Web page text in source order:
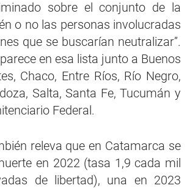
sobre el conjunto de la
o no las personas involucradas
que se buscarían neutralizar”.
en esa lista junto a Buenos
Chaco, Entre Ríos, Río Negro,
Salta, Santa Fe, Tucumán y
Federal.
releva que en Catamarca se
en 2022 (tasa 1,9 cada mil
de libertad), una en 2023